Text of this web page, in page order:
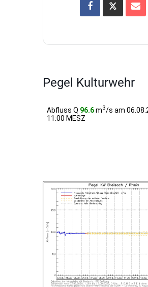
Pegel Kulturwehr